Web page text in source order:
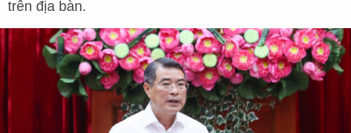
trên địa bàn.